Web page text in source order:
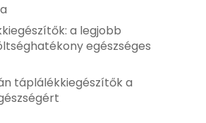
a legjobb
egészséges
táplálékkiegészítők a